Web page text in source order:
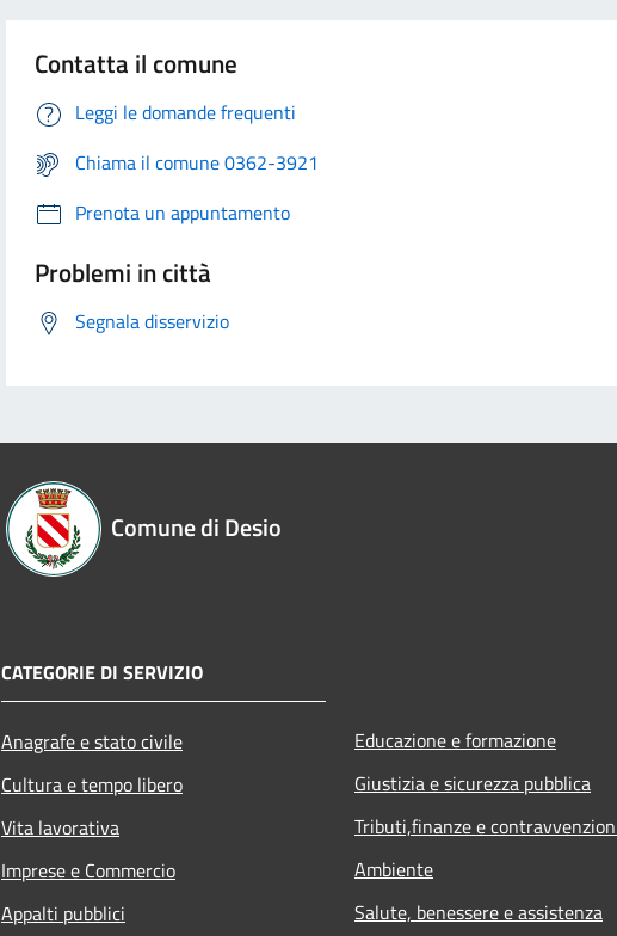
Contatta il comune
Leggi le domande frequenti
Chiama il comune 0362-3921
Prenota un appuntamento
Problemi in città
Segnala disservizio
Comune di Desio
CATEGORIE DI SERVIZIO
Anagrafe e stato civile
Cultura e tempo libero
Vita lavorativa
Imprese e Commercio
Appalti pubblici
Educazione e formazione
Giustizia e sicurezza pubblica
Tributi,finanze e
Ambiente
Salute, benessere e assistenza